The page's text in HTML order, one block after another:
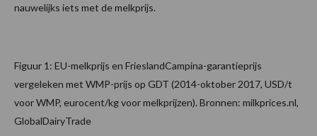
nauwelijks iets met de melkprijs.
Figuur 1: EU-melkprijs en FrieslandCampina-garantieprijs
vergeleken met WMP-prijs op GDT (2014-oktober 2017, USD/t
voor WMP, eurocent/kg voor melkprijzen). Bronnen: milkprices.nl,
GlobalDairyTrade